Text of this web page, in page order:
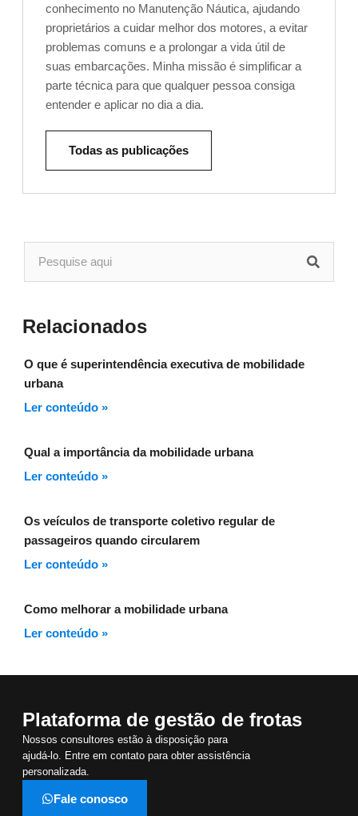
conhecimento no Manutenção Náutica, ajudando
proprietários a cuidar melhor dos motores, a evitar
problemas comuns e a prolongar a vida útil de
suas embarcações. Minha missão é simplificar a
parte técnica para que qualquer pessoa consiga
entender e aplicar no dia a dia.
Todas as publicações
Relacionados
O que é superintendência executiva de mobilidade
urbana
Ler conteúdo »
Qual a importância da mobilidade urbana
Ler conteúdo »
Os veículos de transporte coletivo regular de
passageiros quando circularem
Ler conteúdo »
Como melhorar a mobilidade urbana
Ler conteúdo »
Plataforma de gestão de frotas
Nossos consultores estão à disposição para
ajudá-lo. Entre em contato para obter assistência
personalizada.
Fale conosco